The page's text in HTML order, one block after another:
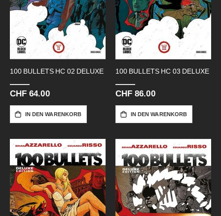
100 BULLETS HC 02 DELUXE
CHF 64.00
IN DEN WARENKORB
100 BULLETS HC 03 DELUXE
CHF 86.00
IN DEN WARENKORB